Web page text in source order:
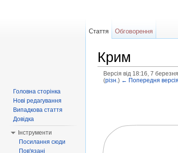
Крим
Версія від 18:16, 7
(різн. ) ← Попередня версія
Стаття Обговорення
Головна сторінка
Нові редагування
Випадкова стаття
Довідка
Інструменти
Посилання сюди
Пов'язані